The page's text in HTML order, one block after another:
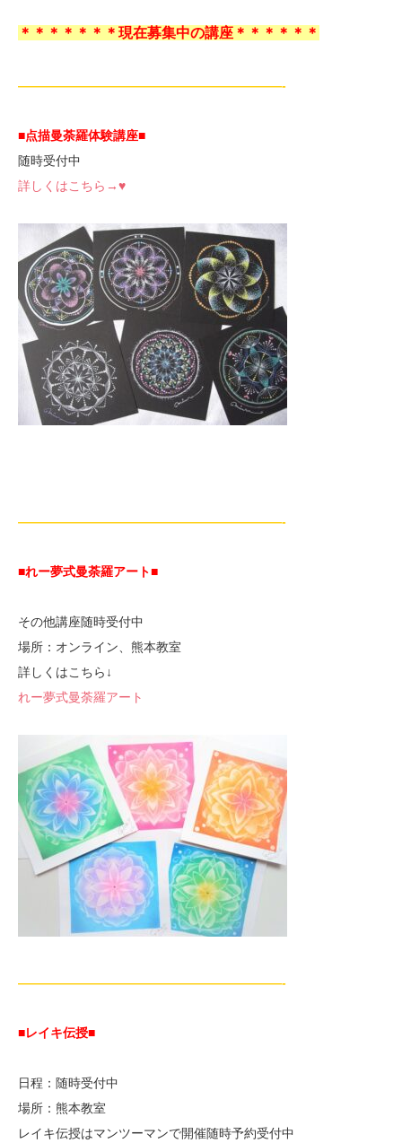
＊＊＊＊＊＊＊現在募集中の講座＊＊＊＊＊＊
—————————————————————-
■点描曼荼羅体験講座■
随時受付中
詳しくはこちら→♥
—————————————————————-
■れー夢式曼荼羅アート■
その他講座随時受付中
場所：オンライン、熊本教室
詳しくはこちら↓
れー夢式曼荼羅アート
—————————————————————-
■レイキ伝授■
日程：随時受付中
場所：熊本教室
レイキ伝授はマンツーマンで開催随時予約受付中